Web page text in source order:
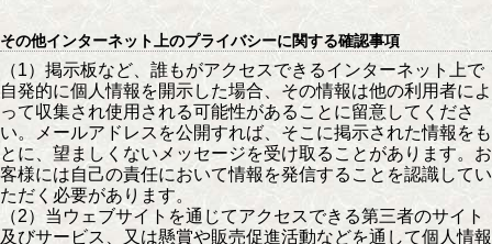
その他インターネット上のプライバシーに関する確認事項
（1）掲示板など、誰もがアクセスできるインターネット上で
自発的に個人情報を開示した場合、その情報は他の利用者によ
って収集され使用される可能性があることに留意してくださ
い。メールアドレスを公開すれば、そこに掲示された情報をも
とに、望ましくないメッセージを受け取ることがあります。お
客様には自己の責任において情報を発信することを認識してい
ただく必要があります。
（2）当ウェブサイトを通じてアクセスできる第三者のサイト
及びサービス、又は懸賞や販売促進活動などを通して個人情報